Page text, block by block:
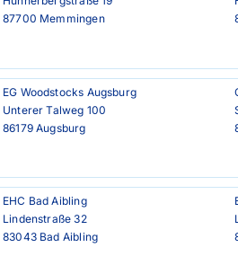
87700 Memmingen
EG Woodstocks Augsburg
Unterer Talweg 100
86179 Augsburg
EHC Bad Aibling
Lindenstraße 32
83043 Bad Aibling